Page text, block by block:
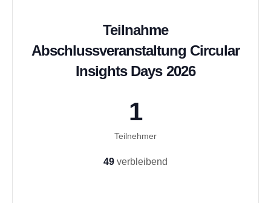
Teilnahme
Abschlussveranstaltung Circular
Insights Days 2026
1
Teilnehmer
49 verbleibend